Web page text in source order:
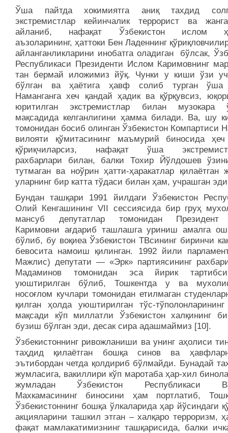
Ўша пайтда хокимиятга аниқ тахдид
экстремистлар кейинчалик террорист ва
айланиб, нафақат Ўзбекистон ислом
аъзоларининг, ҳаттоки Бен Ладеннинг
айланганликларини инобатга оладиган бўлсак,
Республикаси Президенти Ислом Каримовнинг
тан бермай иложимиз йўқ. Чунки у киши ўзи
бўлган ва ҳаётига ҳавф солиб турган ўша
Наманганга хеч қандай ҳадик ва қўрқувсиз,
юритилган экстремистлар билан музокара
мақсадида келганлигини ҳамма билади. Ва, шу
томонидан босиб олинган Ўзбекистон Компартиси
вилояти қўмитасининг маъмурий биносида ҳеч
қўриқчиларсиз, нафақат ўша
рахбарлари билан, балки Тохир Йўлдошев
тутмаган ва ноўрин ҳатти-ҳаракатлар қилаётган
уларнинг бир катта тўдаси билан ҳам, учрашган
Бундан ташқари 1991 йилдаги Ўзбекистон
Олий Кенгашининг VII сессиясида бир груҳ
мансуб депутатлар томонидан
Каримовни ағдариб ташлашга уриниш амалга
бўлиб, бу воқиеа Ўзбекистон ТВсининг биринчи
бевосита намоиш қилинган. 1992 йили
Мажлис) депутати — «Эрк» партиясининг
Мадаминов томонидан эса йирик
уюштирилган бўлиб, Тошкентда у ва
носоғлом кучлари томонидан етилмаган
қилган ҳолда уюштирилган тўс-
мақсади кўп миллатли Ўзбекистон халқининг
бузиш бўлган эди, десак сира адашмаймиз [10].
Ўзбекистоннинг ривожланиши ва унинг аҳолиси
таҳдид қилаётган бошқа синов ва
эътибордан четда қолдириб бўлмайди. Бунадай
жумласига, вакиллири кўп маротаба ҳар-хил
жумладан Ўзбекистон Республикаси
Махкамасининг биносини ҳам портлатиб,
Ўзбекистоннинг бошқа ўлкаларида ҳар йўсиндаги
акцияларини ташкил этган – халқаро терроризм,
фақат мамлакатимизнинг ташқарисида, балки